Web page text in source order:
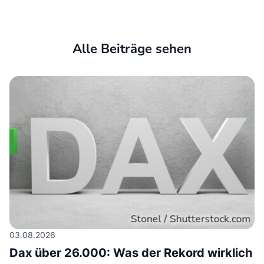
Alle Beiträge sehen
03.08.2026
Dax über 26.000: Was der Rekord wirklich